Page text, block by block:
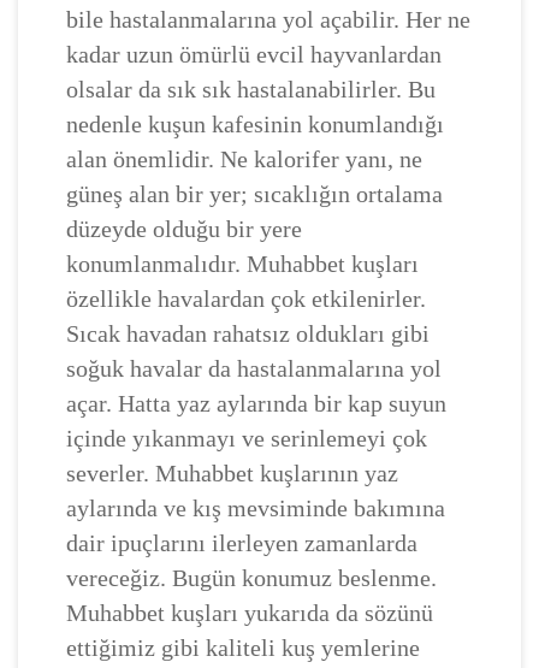
bile hastalanmalarına yol açabilir. Her ne
kadar uzun ömürlü evcil hayvanlardan
olsalar da sık sık hastalanabilirler. Bu
nedenle kuşun kafesinin konumlandığı
alan önemlidir. Ne kalorifer yanı, ne
güneş alan bir yer; sıcaklığın ortalama
düzeyde olduğu bir yere
konumlanmalıdır. Muhabbet kuşları
özellikle havalardan çok etkilenirler.
Sıcak havadan rahatsız oldukları gibi
soğuk havalar da hastalanmalarına yol
açar. Hatta yaz aylarında bir kap suyun
içinde yıkanmayı ve serinlemeyi çok
severler. Muhabbet kuşlarının yaz
aylarında ve kış mevsiminde bakımına
dair ipuçlarını ilerleyen zamanlarda
vereceğiz. Bugün konumuz beslenme.
Muhabbet kuşları yukarıda da sözünü
ettiğimiz gibi kaliteli kuş yemlerine